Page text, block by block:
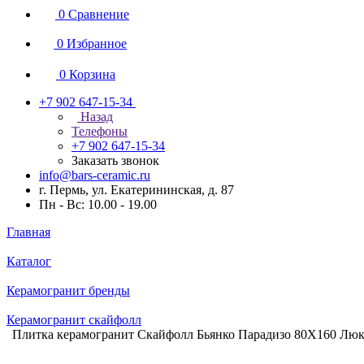
0 Сравнение
0 Избранное
0 Корзина
+7 902 647-15-34
Назад
Телефоны
+7 902 647-15-34
Заказать звонок
info@bars-ceramic.ru
г. Пермь, ул. Екатерининская, д. 87
Пн - Вс: 10.00 - 19.00
Главная
Каталог
Керамогранит бренды
Керамогранит скайфолл
Плитка керамогранит Скайфолл Бьянко Парадизо 80X160